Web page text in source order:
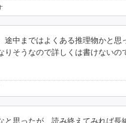
途中まではよくある推理物かと
りそうなので詳しくは書けないの
と思ったが、読み終えてみれば